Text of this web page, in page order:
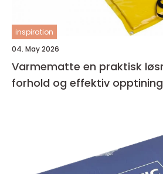
inspiration
04. May 2026
Varmematte en praktisk løsning for isfrie
forhold og effektiv opptining